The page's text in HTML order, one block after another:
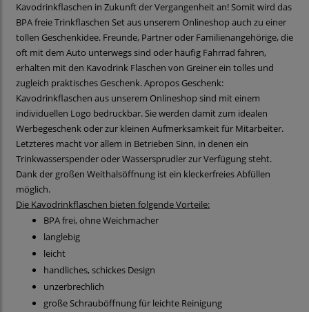
Kavodrinkflaschen in Zukunft der Vergangenheit an! Somit wird das
BPA freie Trinkflaschen Set aus unserem Onlineshop auch zu einer
tollen Geschenkidee. Freunde, Partner oder Familienangehörige, die
oft mit dem Auto unterwegs sind oder häufig Fahrrad fahren,
erhalten mit den Kavodrink Flaschen von Greiner ein tolles und
zugleich praktisches Geschenk. Apropos Geschenk:
Kavodrinkflaschen aus unserem Onlineshop sind mit einem
individuellen Logo bedruckbar. Sie werden damit zum idealen
Werbegeschenk oder zur kleinen Aufmerksamkeit für Mitarbeiter.
Letzteres macht vor allem in Betrieben Sinn, in denen ein
Trinkwasserspender oder Wassersprudler zur Verfügung steht.
Dank der großen Weithalsöffnung ist ein kleckerfreies Abfüllen
möglich.
Die Kavodrinkflaschen bieten folgende Vorteile:
BPA frei, ohne Weichmacher
langlebig
leicht
handliches, schickes Design
unzerbrechlich
große Schrauböffnung für leichte Reinigung